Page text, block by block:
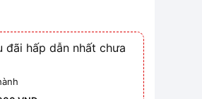
đãi hấp dẫn nhất chưa